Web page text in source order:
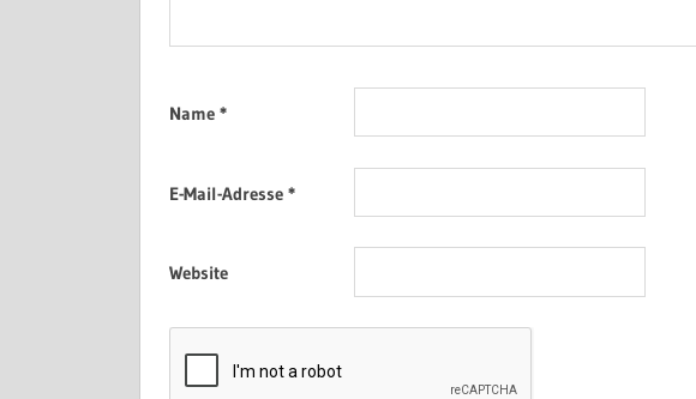
Name *
E-Mail-Adresse *
Website